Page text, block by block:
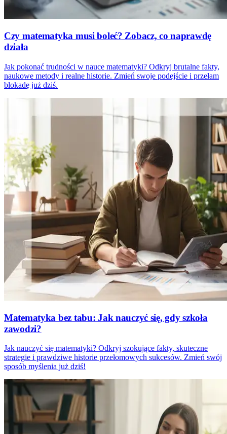
Czy matematyka musi boleć? Zobacz, co naprawdę
działa
Jak pokonać trudności w nauce matematyki? Odkryj brutalne fakty,
naukowe metody i realne historie. Zmień swoje podejście i przełam
blokadę już dziś.
Matematyka bez tabu: Jak nauczyć się, gdy szkoła
zawodzi?
Jak nauczyć się matematyki? Odkryj szokujące fakty, skuteczne
strategie i prawdziwe historie przełomowych sukcesów. Zmień swój
sposób myślenia już dziś!